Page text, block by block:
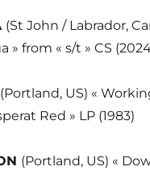
(St John / Labrador,
» from « s/t » CS
(Portland, US) «
Red » LP (1983)
(Portland, US) «